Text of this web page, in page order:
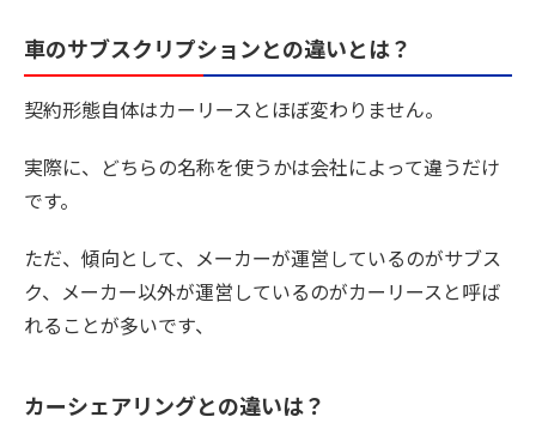
車のサブスクリプションとの違いとは？
契約形態自体はカーリースとほぼ変わりません。
実際に、どちらの名称を使うかは会社によって違うだけ
です。
ただ、傾向として、メーカーが運営しているのがサブス
ク、メーカー以外が運営しているのがカーリースと呼ば
れることが多いです、
カーシェアリングとの違いは？